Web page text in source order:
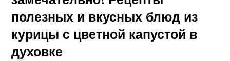
полезных и вкусных блюд из
курицы с цветной капустой в
духовке